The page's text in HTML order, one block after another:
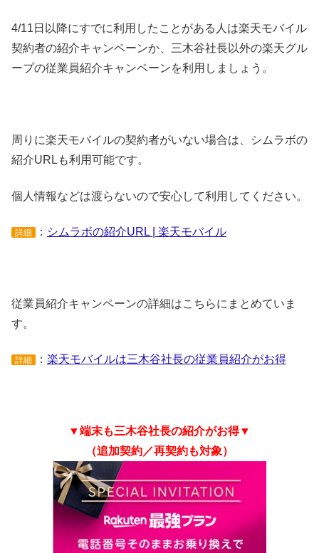
4/11日以降にすでに利用したことがある人は楽天モバイル
契約者の紹介キャンペーンか、三木谷社長以外の楽天グル
ープの従業員紹介キャンペーンを利用しましょう。
周りに楽天モバイルの契約者がいない場合は、シムラボの
紹介URLも利用可能です。
個人情報などは渡らないので安心して利用してください。
詳細 ： シムラボの紹介URL | 楽天モバイル
従業員紹介キャンペーンの詳細はこちらにまとめていま
す。
詳細 ： 楽天モバイルは三木谷社長の従業員紹介がお得
▼端末も三木谷社長の紹介がお得▼
（追加契約／再契約も対象）